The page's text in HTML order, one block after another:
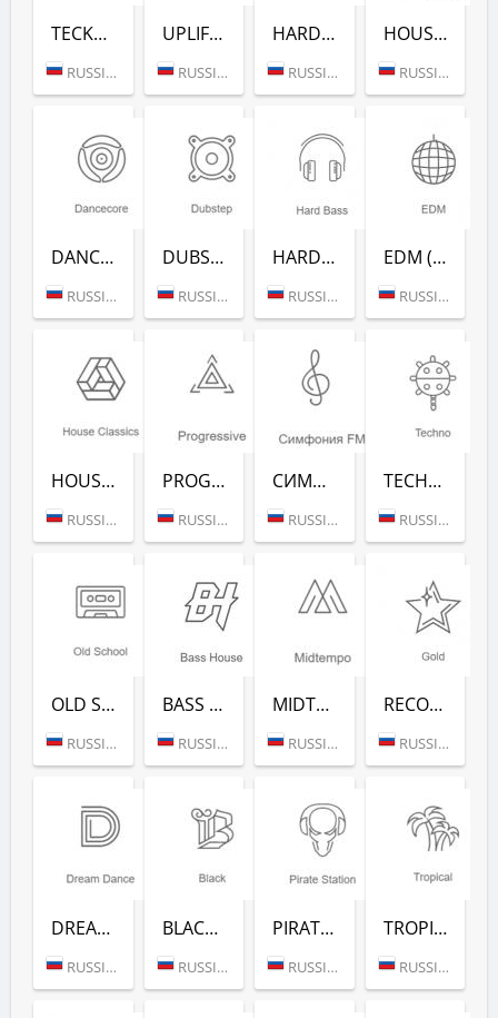
TECKTONIK (РАДИО РЕКОРД)
RUSSIA (MOSCOW)
UPLIFTING (РАДИО РЕКОРД)
RUSSIA (MOSCOW)
HARDSTYLE (РАДИО РЕКОРД)
RUSSIA (MOSCOW)
HOUSE HITS (РАДИО РЕКОРД)
RUSSIA (MOSCOW)
DANCECORE (РАДИО РЕКОРД)
RUSSIA (MOSCOW)
DUBSTEP (РАДИО РЕКОРД)
RUSSIA (MOSCOW)
HARD BASS (РАДИО РЕКОРД)
RUSSIA (MOSCOW)
EDM (РАДИО РЕКОРД)
RUSSIA (MOSCOW)
HOUSE CLASSICS (РАДИО РЕКОРД)
RUSSIA (MOSCOW)
PROGRESSIVE (РАДИО РЕКОРД)
RUSSIA (MOSCOW)
СИМФОНИЯ FM (РАДИО РЕКОРД)
RUSSIA (MOSCOW)
TECHNO (РАДИО РЕКОРД)
RUSSIA (MOSCOW)
OLD SCHOOL (РАДИО РЕКОРД)
RUSSIA (MOSCOW)
BASS HOUSE (РАДИО РЕКОРД)
RUSSIA (MOSCOW)
MIDTEMPO (РАДИО РЕКОРД)
RUSSIA (MOSCOW)
RECORD GOLD (РАДИО РЕКОРД)
RUSSIA (MOSCOW)
DREAM DANCE (РАДИО РЕКОРД)
RUSSIA (MOSCOW)
BLACK RAP (РАДИО РЕКОРД)
RUSSIA (MOSCOW)
PIRATE STATION (РАДИО РЕКОРД)
RUSSIA (MOSCOW)
TROPICAL (РАДИО РЕКОРД)
RUSSIA (MOSCOW)